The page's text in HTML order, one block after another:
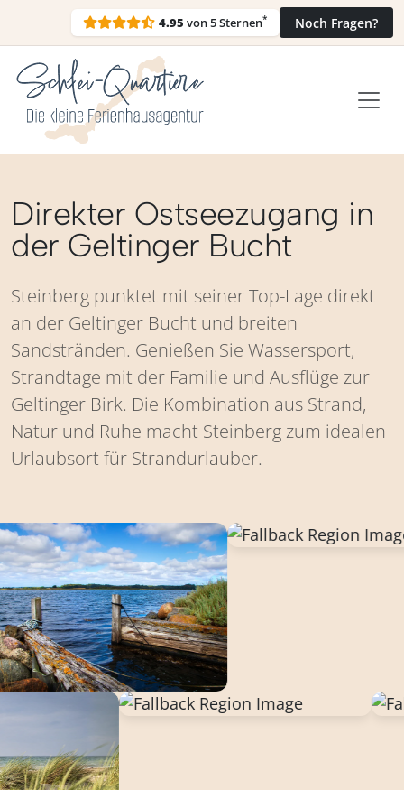
4.95 von 5 Sternen* Noch Fragen?
Direkter Ostseezugang in
der Geltinger Bucht
Steinberg punktet mit seiner Top-Lage direkt
an der Geltinger Bucht und breiten
Sandstränden. Genießen Sie Wassersport,
Strandtage mit der Familie und Ausflüge zur
Geltinger Birk. Die Kombination aus Strand,
Natur und Ruhe macht Steinberg zum idealen
Urlaubsort für Strandurlauber.